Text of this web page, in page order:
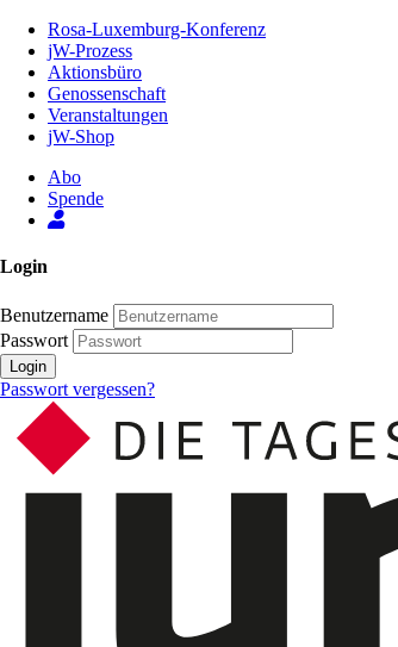
Inhalt
Seite
Rosa-Luxemburg-Konferenz
jW-Prozess
Aktionsbüro
Genossenschaft
Veranstaltungen
jW-Shop
Abo
Spende
Login
Benutzername
Passwort
Login
Passwort vergessen?